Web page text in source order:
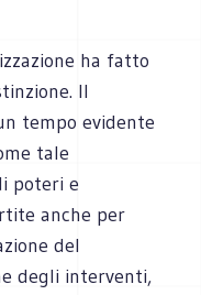
ha fatto
Il
tempo evidente
tale
poteri e
anche per
del
degli interventi,